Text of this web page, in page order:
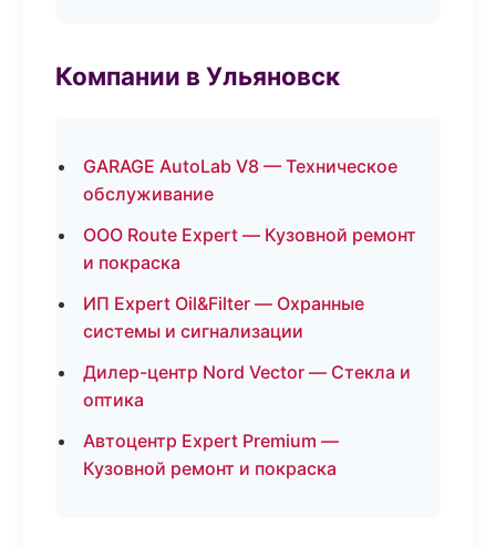
Компании в Ульяновск
GARAGE AutoLab V8 — Техническое
обслуживание
ООО Route Expert — Кузовной ремонт
и покраска
ИП Expert Oil&Filter — Охранные
системы и сигнализации
Дилер-центр Nord Vector — Стекла и
оптика
Автоцентр Expert Premium —
Кузовной ремонт и покраска